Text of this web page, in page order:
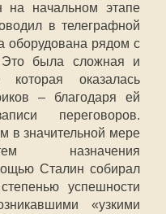
начальном этапе
в телеграфной
оборудована рядом с
была сложная и
оказалась
– благодаря ей
переговоров.
в значительной мере
назначения
Сталин собирал
успешности
«узкими